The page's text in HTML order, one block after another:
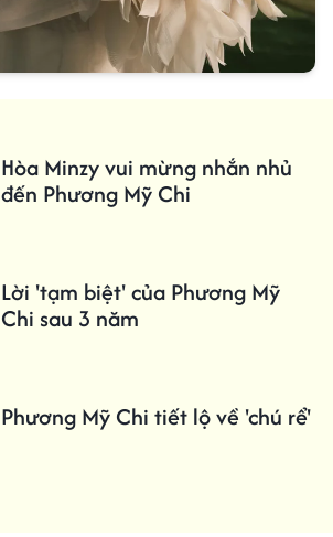
Hòa Minzy vui mừng nhắn nhủ
đến Phương Mỹ Chi
Lời 'tạm biệt' của Phương Mỹ
Chi sau 3 năm
Phương Mỹ Chi tiết lộ về 'chú rể'